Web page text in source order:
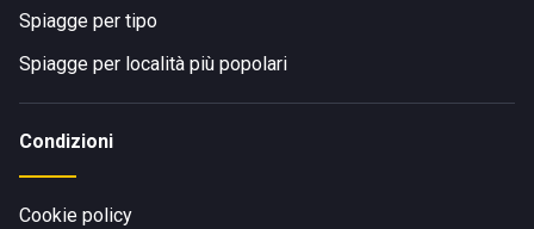
Spiagge per tipo
Spiagge per località più popolari
Condizioni
Cookie policy